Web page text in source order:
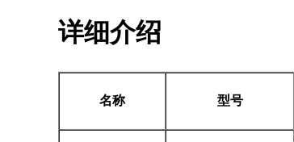
详细介绍
名称 型号